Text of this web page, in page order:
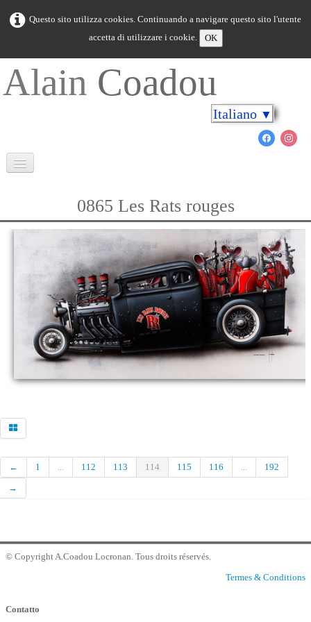
Questo sito utilizza cookies. Continuando a navigare questo sito l'utente
accetta di utilizzare i cookie.
OK
Alain Coadou
Italiano ▼
Bretagna in colori
Il mondo marino
Commander
contatto galleria
0865 Les Rats rouges
← 1 ... 112 113 114 115 116 ...
192
→
© Copyright A.Coadou Locronan. Tous droits réservés.
Termes & Conditions
Contatto